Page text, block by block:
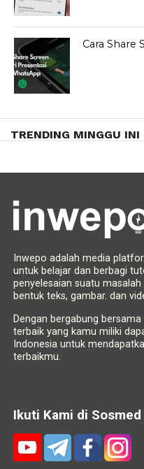
Cara Share
TRENDING MINGGU INI
Inwepo adalah media
untuk belajar dan berbagi
penyelesaian suatu
bentuk teks, gambar. dan
Dengan bergabung
terbaik yang kamu miliki
Indonesia untuk
terbaikmu.
Ikuti Kami di Sosmed